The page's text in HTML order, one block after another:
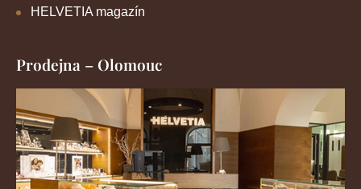
HELVETIA magazín
Prodejna – Olomouc